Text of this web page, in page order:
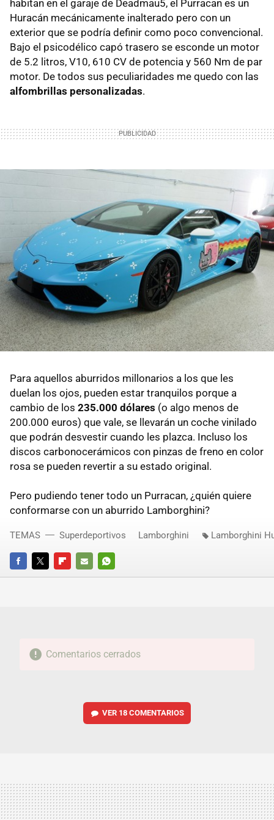
habitan en el garaje de Deadmau5, el Purracan es un
Huracán mecánicamente inalterado pero con un
exterior que se podría definir como poco convencional.
Bajo el psicodélico capó trasero se esconde un motor
de 5.2 litros, V10, 610 CV de potencia y 560 Nm de par
motor. De todos sus peculiaridades me quedo con las
alfombrillas personalizadas.
Para aquellos aburridos millonarios a los que les
duelan los ojos, pueden estar tranquilos porque a
cambio de los 235.000 dólares (o algo menos de
200.000 euros) que vale, se llevarán un coche vinilado
que podrán desvestir cuando les plazca. Incluso los
discos carbonocerámicos con pinzas de freno en color
rosa se pueden revertir a su estado original.
Pero pudiendo tener todo un Purracan, ¿quién quiere
conformarse con un aburrido Lamborghini?
FACEBOOKTWITTERFLIPBOARD
E-
WHATSAPP
TEMAS Superdeportivos Lamborghini Lamborghini
Comentarios cerrados
VER 18 COMENTARIOS